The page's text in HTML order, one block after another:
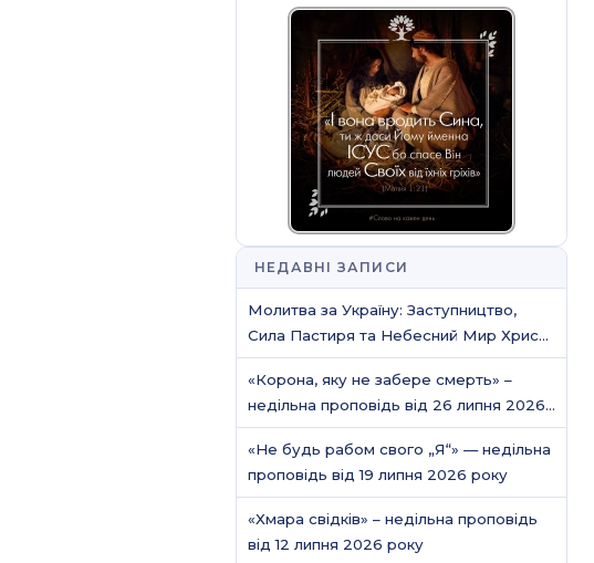
НЕДАВНІ ЗАПИСИ
Молитва за Україну: Заступництво,
Сила Пастиря та Небесний Мир Христа
/ Молитовне служіння
«Корона, яку не забере смерть» –
недільна проповідь від 26 липня 2026
року
«Не будь рабом свого „Я“» — недільна
проповідь від 19 липня 2026 року
«Хмара свідків» – недільна проповідь
від 12 липня 2026 року